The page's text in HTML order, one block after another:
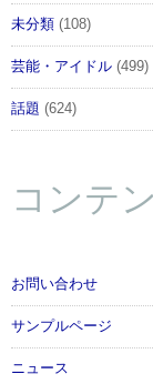
未分類 (108)
芸能・アイドル (499)
話題 (624)
コンテ
お問い合わせ
サンプルページ
ニュース